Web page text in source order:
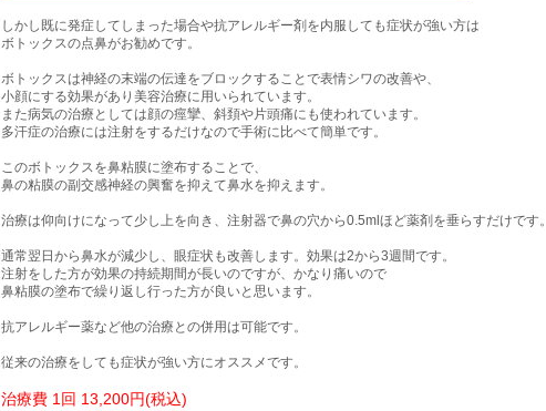
しかし既に発症してしまった場合や抗アレルギー剤を内服しても症状が強い方は
ボトックスの点鼻がお勧めです。
ボトックスは神経の末端の伝達をブロックすることで表情シワの改善や、
小顔にする効果があり美容治療に用いられています。
また病気の治療としては顔の痙攣、斜頚や片頭痛にも使われています。
多汗症の治療には注射をするだけなので手術に比べて簡単です。
このボトックスを鼻粘膜に塗布することで、
鼻の粘膜の副交感神経の興奮を抑えて鼻水を抑えます。
治療は仰向けになって少し上を向き、注射器で鼻の穴から0.5mlほど薬剤を垂らすだけです。
通常翌日から鼻水が減少し、眼症状も改善します。効果は2から3週間です。
注射をした方が効果の持続期間が長いのですが、かなり痛いので
鼻粘膜の塗布で繰り返し行った方が良いと思います。
抗アレルギー薬など他の治療との併用は可能です。
従来の治療をしても症状が強い方にオススメです。
治療費 1回 13,200円(税込)